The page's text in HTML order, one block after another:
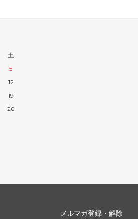
土
5
12
19
26
メルマガ登録・解除